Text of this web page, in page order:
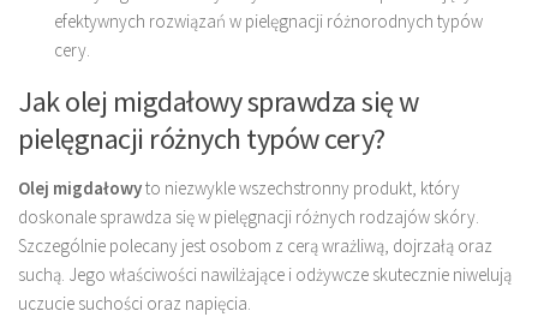
efektywnych rozwiązań w pielęgnacji różnorodnych typów
cery.
Jak olej migdałowy sprawdza się w
pielęgnacji różnych typów cery?
Olej migdałowyto niezwykle wszechstronny produkt, który
doskonale sprawdza się w pielęgnacji różnych rodzajów skóry.
Szczególnie polecany jest osobom z cerą wrażliwą, dojrzałą oraz
suchą. Jego właściwości nawilżające i odżywcze skutecznie niwelują
uczucie suchości oraz napięcia.